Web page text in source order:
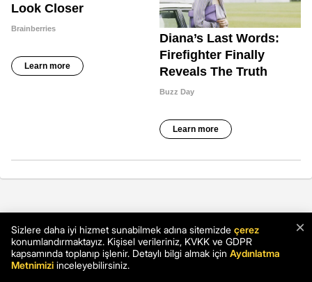
×
Sizlere daha iyi hizmet sunabilmek adına sitemizde çerez
konumlandırmaktayız. Kişisel verileriniz, KVKK ve GDPR
kapsamında toplanıp işlenir. Detaylı bilgi almak için Aydınlatma
Metnimizi inceleyebilirsiniz.